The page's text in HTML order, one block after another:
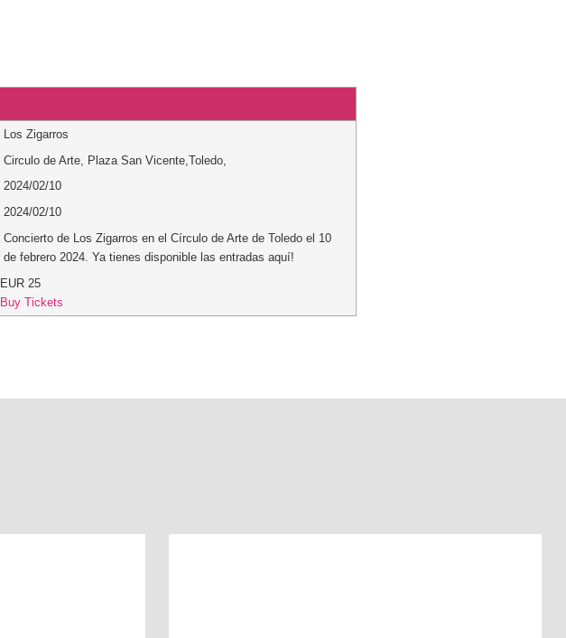
Los Zigarros
Circulo de Arte Plaza San Vicente ,Toledo
2024/02/10
2024/02/10
Concierto de Los Zigarros en el Círculo de Arte de Toledo el 10
de febrero 2024. Ya tienes disponible las entradas aquí!
EUR 25
Buy Tickets